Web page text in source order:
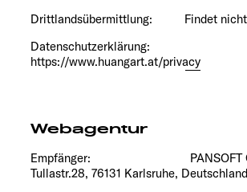
Drittlandsübermittlung: Findet nicht
Datenschutzerklärung:
https://www.huangart.at/privacy
Webagentur
Empfänger: PANSOFT
Tullastr.28, 76131 Karlsruhe, Deutschland